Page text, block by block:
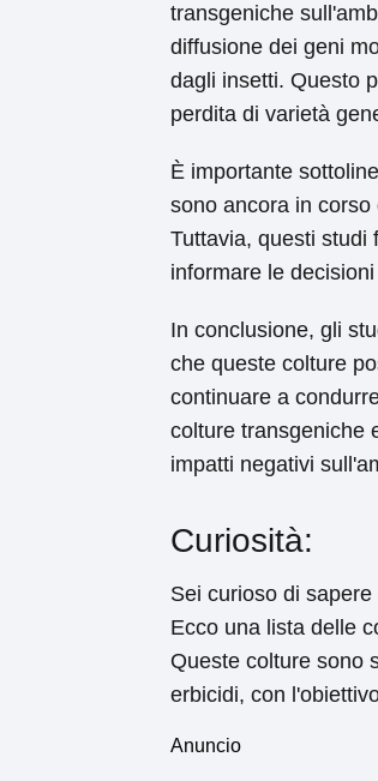
transgeniche
diffusione dei geni
dagli insetti. Questo
perdita di varietà
È importante
sono ancora in
Tuttavia, questi studi
informare le
In conclusione, gli
che queste colture
continuare a
colture transgeniche
impatti negativi
Curiosità:
Sei curioso di
Ecco una lista delle
Queste colture sono
erbicidi, con
Anuncio